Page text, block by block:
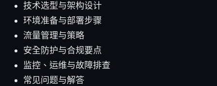
技术选型与架构设计
环境准备与部署步骤
流量管理与策略
安全防护与合规要点
监控、运维与故障排查
常见问题与解答